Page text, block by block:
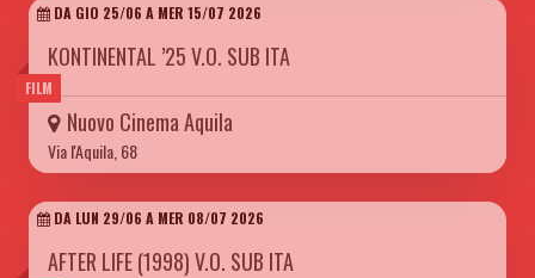
FILM
DA GIO 25/06 A MER 15/07 2026
KONTINENTAL ’25 V.O. SUB ITA
Nuovo Cinema Aquila
Via l'Aquila, 68
DA LUN 29/06 A MER 08/07 2026
AFTER LIFE (1998) V.O. SUB ITA